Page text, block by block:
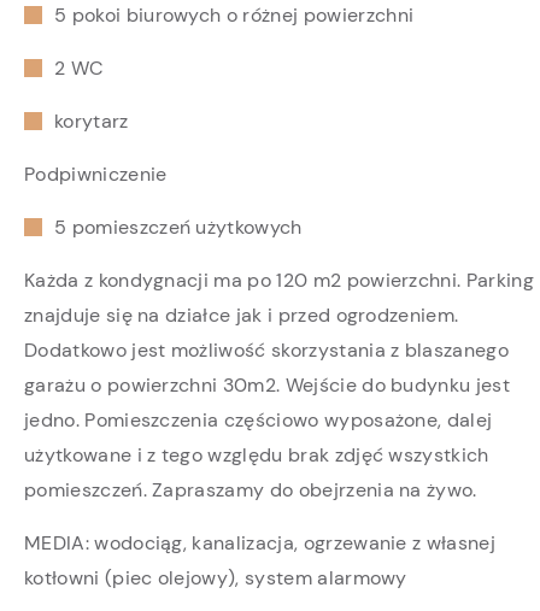
5 pokoi biurowych o różnej powierzchni
2 WC
korytarz
Podpiwniczenie
5 pomieszczeń użytkowych
Każda z kondygnacji ma po 120 m2 powierzchni. Parking
znajduje się na działce jak i przed ogrodzeniem.
Dodatkowo jest możliwość skorzystania z blaszanego
garażu o powierzchni 30m2. Wejście do budynku jest
jedno. Pomieszczenia częściowo wyposażone, dalej
użytkowane i z tego względu brak zdjęć wszystkich
pomieszczeń. Zapraszamy do obejrzenia na żywo.
MEDIA: wodociąg, kanalizacja, ogrzewanie z własnej
kotłowni (piec olejowy), system alarmowy